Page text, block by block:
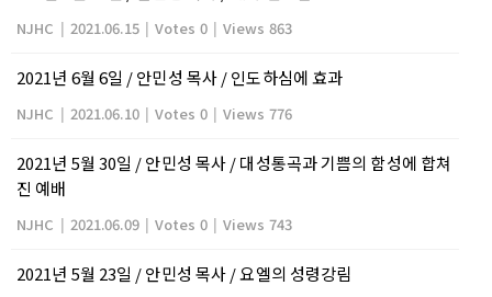
NJHC | 2021.06.15 | Votes 0 | Views 863
2021년 6월 6일 / 안민성 목사 / 인도하심에 효과
NJHC | 2021.06.10 | Votes 0 | Views 776
2021년 5월 30일 / 안민성 목사 / 대성통곡과 기쁨의 함성에 합쳐
진 예배
NJHC | 2021.06.09 | Votes 0 | Views 743
2021년 5월 23일 / 안민성 목사 / 요엘의 성령강림